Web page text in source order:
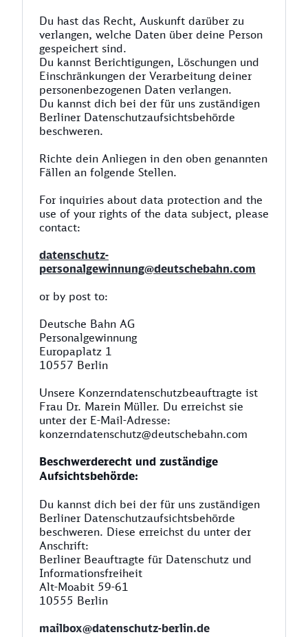
Du hast das Recht, Auskunft darüber zu
verlangen, welche Daten über deine Person
gespeichert sind.
Du kannst Berichtigungen, Löschungen und
Einschränkungen der Verarbeitung deiner
personenbezogenen Daten verlangen.
Du kannst dich bei der für uns zuständigen
Berliner Datenschutzaufsichtsbehörde
beschweren.
Richte dein Anliegen in den oben genannten
Fällen an folgende Stellen.
For inquiries about data protection and the
use of your rights of the data subject, please
contact:
datenschutz-
personalgewinnung@deutschebahn.com
or by post to:
Deutsche Bahn AG
Personalgewinnung
Europaplatz 1
10557 Berlin
Unsere Konzerndatenschutzbeauftragte ist
Frau Dr. Marein Müller. Du erreichst sie
unter der E-Mail-Adresse:
konzerndatenschutz@deutschebahn.com
Beschwerderecht und zuständige
Aufsichtsbehörde:
Du kannst dich bei der für uns zuständigen
Berliner Datenschutzaufsichtsbehörde
beschweren. Diese erreichst du unter der
Anschrift:
Berliner Beauftragte für Datenschutz und
Informationsfreiheit
Alt-Moabit 59-61
10555 Berlin
mailbox@datenschutz-berlin.de